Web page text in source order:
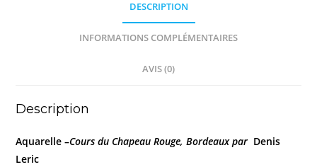
DESCRIPTION
INFORMATIONS COMPLÉMENTAIRES
AVIS (0)
Description
Aquarelle –Cours du Chapeau Rouge, Bordeaux par Denis
Leric